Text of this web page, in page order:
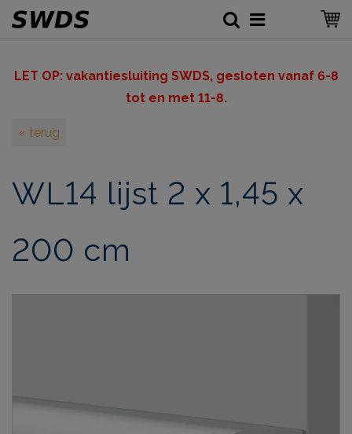
LET OP: vakantiesluiting SWDS, gesloten vanaf 6-8
tot en met 11-8.
« terug
WL14 lijst 2 x 1,45 x
200 cm